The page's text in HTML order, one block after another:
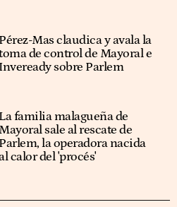
Pérez-Mas claudica y avala la
de control de Mayoral e
Inveready sobre Parlem
La familia malagueña de
Mayoral sale al rescate de
Parlem, la operadora nacida
calor del 'procés'